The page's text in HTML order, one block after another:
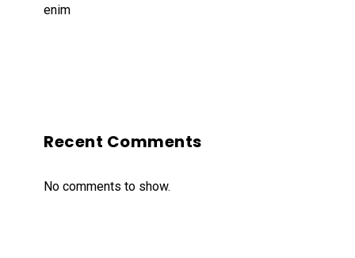
enim
Recent Comments
No comments to show.